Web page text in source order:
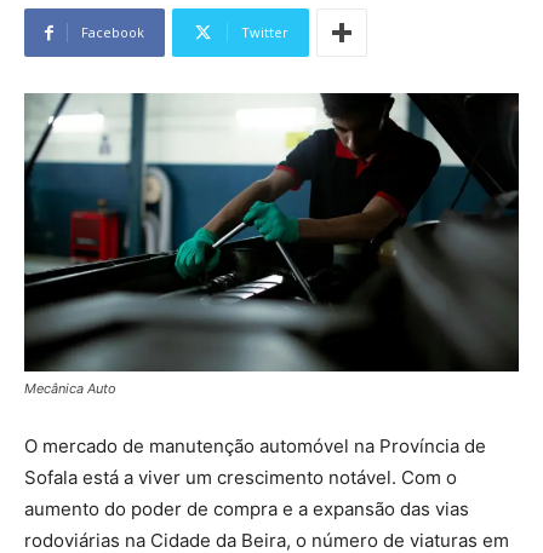
Facebook Twitter
Mecânica Auto
O mercado de manutenção automóvel na Província de
Sofala está a viver um crescimento notável. Com o
aumento do poder de compra e a expansão das vias
rodoviárias na Cidade da Beira, o número de viaturas em